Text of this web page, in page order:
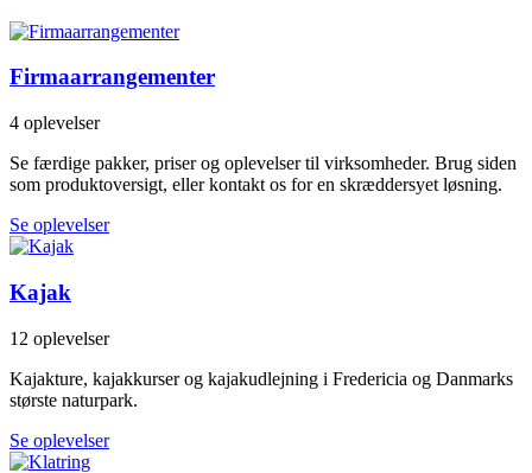
Firmaarrangementer
4 oplevelser
Se færdige pakker, priser og oplevelser til virksomheder. Brug siden
som produktoversigt, eller kontakt os for en skræddersyet løsning.
Se oplevelser
Kajak
12 oplevelser
Kajakture, kajakkurser og kajakudlejning i Fredericia og Danmarks
største naturpark.
Se oplevelser